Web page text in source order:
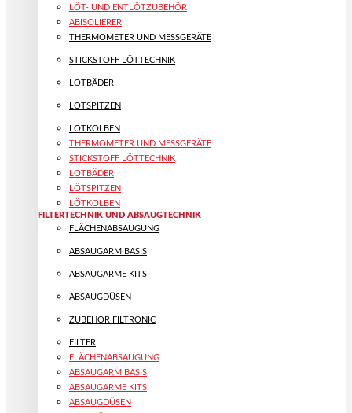
LÖT- UND ENTLÖTZUBEHÖR
ABISOLIERER
THERMOMETER UND MESSGERÄTE
STICKSTOFF LÖTTECHNIK
LOTBÄDER
LÖTSPITZEN
LÖTKOLBEN
THERMOMETER UND MESSGERÄTE
STICKSTOFF LÖTTECHNIK
LOTBÄDER
LÖTSPITZEN
LÖTKOLBEN
FILTERTECHNIK UND ABSAUGTECHNIK
FLÄCHENABSAUGUNG
ABSAUGARM BASIS
ABSAUGARME KITS
ABSAUGDÜSEN
ZUBEHÖR FILTRONIC
FILTER
FLÄCHENABSAUGUNG
ABSAUGARM BASIS
ABSAUGARME KITS
ABSAUGDÜSEN